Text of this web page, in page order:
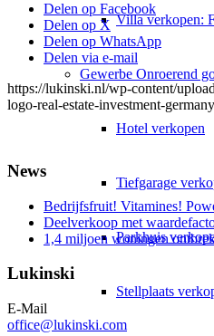
Villa verkopen:
Gewerbe Onroerend
Hotel verkopen
Tiefgarage
Parkhuis
Stellplaats
Delen op Facebook
Delen op X
Delen op WhatsApp
Delen via e-mail
https://lukinski.nl/wp-content/
logo-real-estate-investment-
News
Bedrijfsfruit! Vitamines!
Deelverkoop met
1,4 miljoen woningen
Lukinski
E-Mail
office@lukinski.com